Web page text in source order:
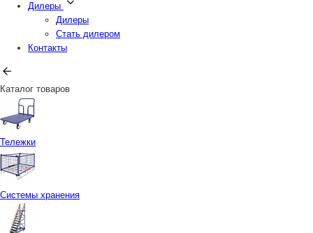
Дилеры
Дилеры
Стать дилером
Контакты
Каталог товаров
Тележки
Системы хранения